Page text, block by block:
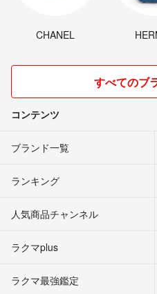
CHANEL
すべてのブ
コンテンツ
ブランド一覧
ランキング
人気商品チャンネル
ラクマplus
ラクマ最強鑑定